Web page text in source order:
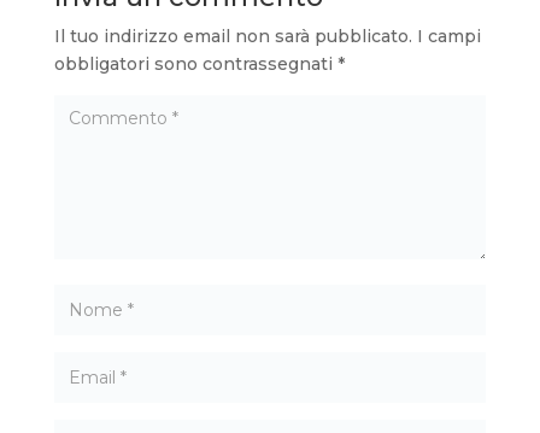
Il tuo indirizzo email non sarà pubblicato. I campi
obbligatori sono contrassegnati *